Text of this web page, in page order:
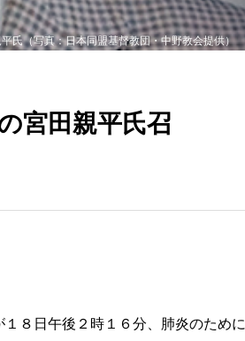
氏（写真：日本同盟基督教団・中野教会提供）
宮田親平氏召
８日午後２時１６分、肺炎のために